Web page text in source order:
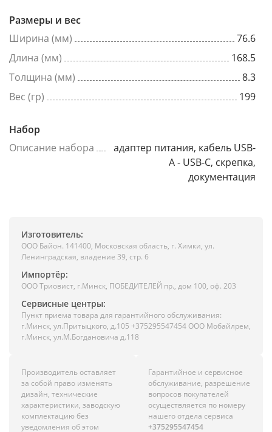
Размеры и вес
Ширина (мм)
76.6
Длина (мм)
168.5
Толщина (мм)
8.3
Вес (гр)
199
Набор
Описание набора
адаптер питания, кабель USB-
A - USB-C, скрепка,
документация
Изготовитель:
ООО Байон. 141400, Московская область, г. Химки, ул.
Ленинградская, владение 39, стр. 6
Импортёр:
ООО Триовист, г.Минск, ПОБЕДИТЕЛЕЙ пр., дом 100, оф. 203
Сервисные центры:
Пункт приема товара для гарантийного обслуживания:
г.Минск, ул.Притыцкого, д.105 +375295547454 ООО Мобайлрем,
г.Минск, ул.М.Богдановича д.118
Производитель оставляет
за собой право изменять
дизайн, технические
характеристики, заводскую
комплектацию без
уведомления об этом
Гарантийное и сервисное
обслуживание, разрешение
вопросов покупателей
осуществляется по номеру
нашего отдела сервиса
+375295547454